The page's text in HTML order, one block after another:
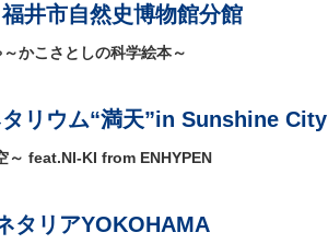
井市自然史博物館分館
かこさとしの科学絵本～
リウム“満天”in Sunshine City
～ feat.NI-KI from ENHYPEN
タリアYOKOHAMA